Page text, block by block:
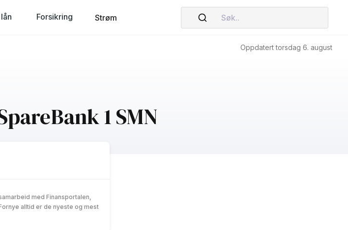
Forsikring Strøm Søk..
Oppdatert torsdag 6. august
1 SMN
med Finansportalen,
alltid er de nyeste og mest